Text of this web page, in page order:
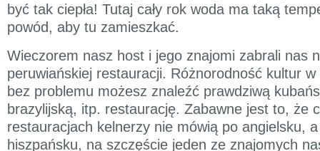
być tak ciepła! Tutaj cały rok woda ma taką
powód, aby tu zamieszkać.
Wieczorem nasz host i jego znajomi zabrali nas
peruwiańskiej restauracji. Różnorodność kultur
bez problemu możesz znaleźć prawdziwą
brazylijską, itp. restaurację. Zabawne jest to, że
restauracjach kelnerzy nie mówią po angielsku,
hiszpańsku, na szczęście jeden ze znajomych